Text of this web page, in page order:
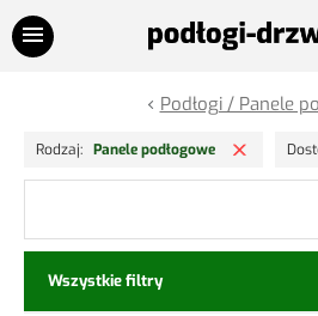
Przejdź do treści
Podłogi drewniane
Podłogi / Panele
Rodzaj Panele podłogowe
Wszystkie filtry